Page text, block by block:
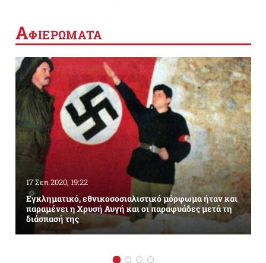
ΑΦΙΕΡΩΜΑΤΑ
17 Σεπ 2020, 19:22
Εγκληματικό, εθνικοσοσιαλιστικό μόρφωμα ήταν και
παραμένει η Χρυσή Αυγή και οι παραφυάδες μετά τη
διάσπασή της